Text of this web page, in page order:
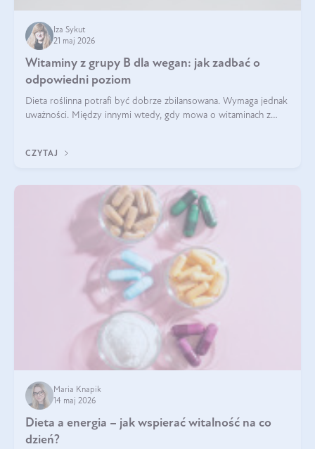
Iza Sykut
21 maj 2026
Witaminy z grupy B dla wegan: jak zadbać o
odpowiedni poziom
Dieta roślinna potrafi być dobrze zbilansowana. Wymaga jednak
uważności. Między innymi wtedy, gdy mowa o witaminach z
CZYTAJ
Maria Knapik
14 maj 2026
Dieta a energia – jak wspierać witalność na co
dzień?